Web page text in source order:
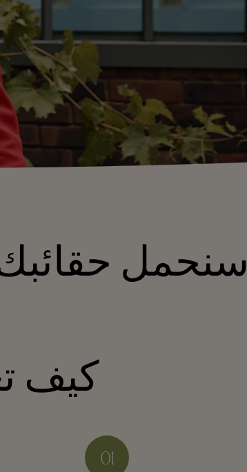
سنحمل
كيف